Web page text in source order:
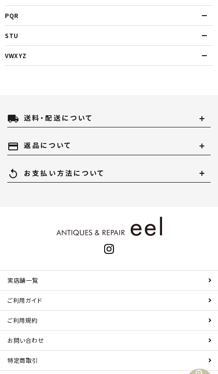
PQR
STU
VWXYZ
local_shipping 送料・配送について
payment 返品について
replay お支払い方法について
実店舗一覧
ご利用ガイド
ご利用規約
お問い合わせ
特定商取引